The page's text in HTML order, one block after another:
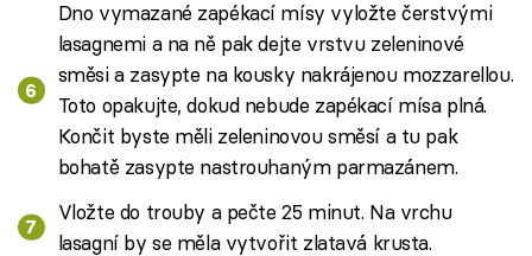
Dno vymazané zapékací mísy vyložte čerstvými
lasagnemi a na ně pak dejte vrstvu zeleninové
směsi a zasypte na kousky nakrájenou mozzarellou.
Toto opakujte, dokud nebude zapékací mísa plná.
Končit byste měli zeleninovou směsí a tu pak
bohatě zasypte nastrouhaným parmazánem.
Vložte do trouby a pečte 25 minut. Na vrchu
lasagní by se měla vytvořit zlatavá krusta.